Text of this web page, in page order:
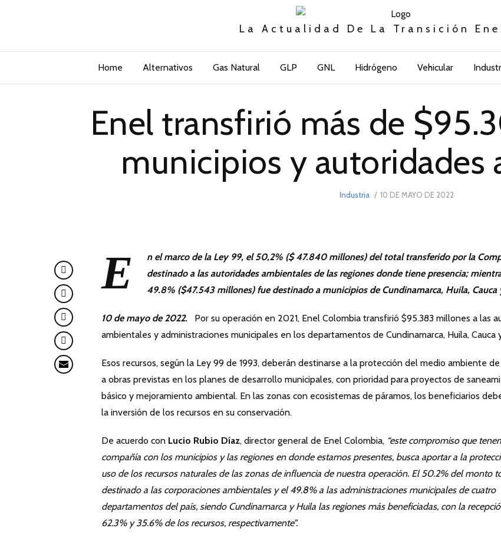
La Actualidad De La Transición
Home Alternativos Gas Natural GLP GNL Hidrógeno Vehicular
Enel transfirió más de
municipios y autoridades
Industria
POSTED
10 DE MAYO DE 2022
E
n el marco de la Ley 99, el 50,2% ($ 47.840 millones) del total transferido por la
destinado a las autoridades ambientales de las regiones donde tiene presencia;
49.8% ($47.543 millones) fue destinado a municipios de Cundinamarca, Huila, Cauca
10 de mayo de 2022.
Por su operación en 2021, Enel Colombia transfirió $95.383 millones a las
ambientales y administraciones municipales en los departamentos de Cundinamarca, Huila, Cauca
Esos recursos, según la Ley 99 de 1993, deberán destinarse a la protección del medio ambiente
a obras previstas en los planes de desarrollo municipales, con prioridad para proyectos de
básico y mejoramiento ambiental. En las zonas con ecosistemas de páramos, los beneficiarios
la inversión de los recursos en su conservación.
De acuerdo con Lucio Rubio Díaz, director general de Enel Colombia, “este compromiso que
compañía con los municipios y las regiones en donde estamos presentes, busca aportar a la
uso de los recursos naturales de las zonas de influencia de nuestra operación. El 50.2% del monto
destinado a las corporaciones ambientales y el 49.8% a las administraciones municipales de cuatro
departamentos del país, siendo Cundinamarca y Huila las regiones más beneficiadas, con la
62.3% y 35.6% de los recursos, respectivamente”.